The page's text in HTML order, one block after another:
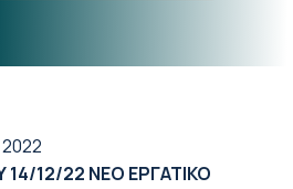
14/12/22 ΝΕΟ ΕΡΓΑΤΙΚΟ